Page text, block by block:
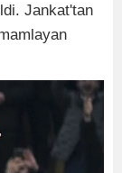
Jankat'tan